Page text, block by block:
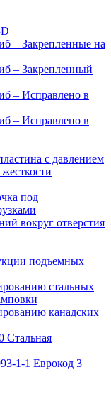
– Закрепленные на
– Закрепленный
– Исправлено в
– Исправлено в
с давлением
под
вокруг отверстия
подъемных
стальных
канадских
Стальная
1-1 Еврокод 3